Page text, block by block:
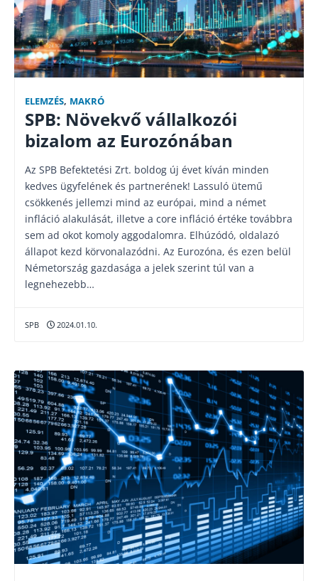
ELEMZÉS, MAKRÓ
SPB: Növekvő vállalkozói
bizalom az Eurozónában
Az SPB Befektetési Zrt. boldog új évet kíván minden
kedves ügyfelének és partnerének! Lassuló ütemű
csökkenés jellemzi mind az európai, mind a német
infláció alakulását, illetve a core infláció értéke továbbra
sem ad okot komoly aggodalomra. Elhúzódó, oldalazó
állapot kezd körvonalazódni. Az Eurozóna, és ezen belül
Németország gazdasága a jelek szerint túl van a
legnehezebb…
SPB 2024.01.10.